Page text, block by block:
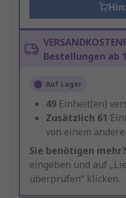
Bestellungen ab
Auf Lager
49 Einheit(en)
Zusätzlich 61
von einem
Sie benötigen mehr?
eingeben und auf
überprüfen“ klicken.